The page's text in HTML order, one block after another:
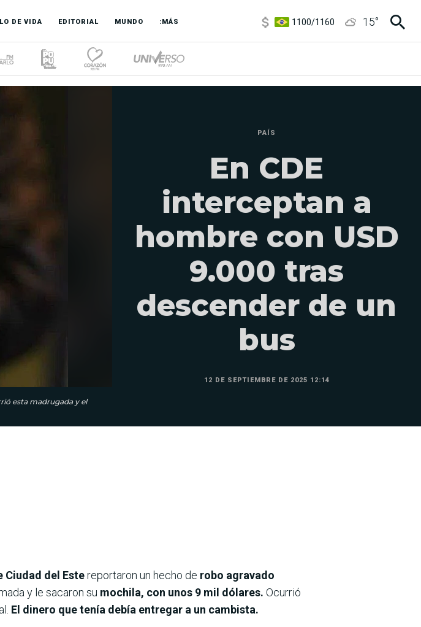
DE VIDA EDITORIAL MUNDO :MÁS
3,8/4
15°
esta madrugada y el
PAÍS
En CDE
interceptan a
hombre con USD
9.000 tras
descender de un
bus
12 DE SEPTIEMBRE DE 2025 12:14
Ciudad del Estereportaron un hecho de robo agravado
y le sacaron su mochila, con unos 9 mil dólares. Ocurrió
El dinero que tenía debía entregar a un cambista.